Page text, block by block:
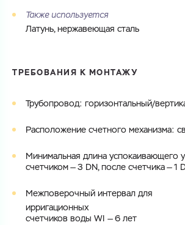
Также используется
Латунь, нержавеющая сталь
ТРЕБОВАНИЯ К МОНТАЖУ
Трубопровод: горизонтальный/
Расположение счетного механизма:
Минимальная длина успокаивающего
счетчиком — 3 DN, после счетчика — 1
Межповерочный интервал для
ирригационных
счетчиков воды WI — 6 лет